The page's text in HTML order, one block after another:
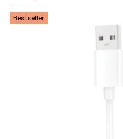
Bestseller